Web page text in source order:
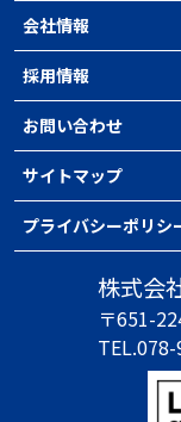
会社情報
採用情報
お問い合わせ
サイトマップ
プライバシーポリシ
株式会
〒651-